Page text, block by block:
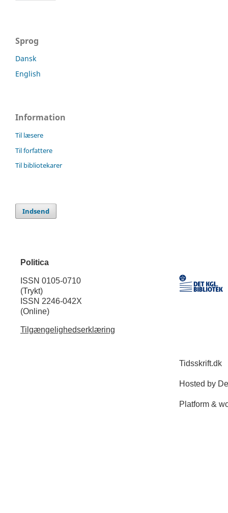
Sprog
Dansk
English
Information
Til læsere
Til forfattere
Til bibliotekarer
Indsend
Politica
ISSN 0105-0710
(Trykt)
ISSN 2246-042X
(Online)
Tilgængelighedserklæring